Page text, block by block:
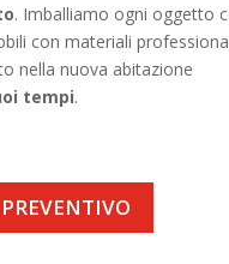
. Imballiamo ogni oggetto
con materiali
nella nuova abitazione
tempi.